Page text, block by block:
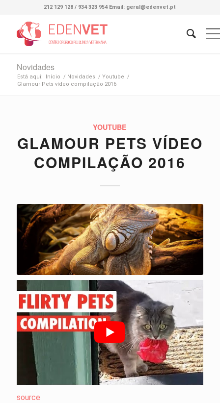
212 129 128 / 934 323 954 Email: geral@edenvet.pt
Novidades
Está aqui: Início / Novidades / Youtube /
Glamour Pets vídeo compilação 2016
YOUTUBE
GLAMOUR PETS VÍDEO
COMPILAÇÃO 2016
source